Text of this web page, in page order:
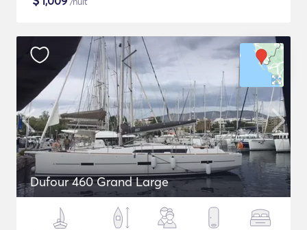
Dufour 460 Grand Large